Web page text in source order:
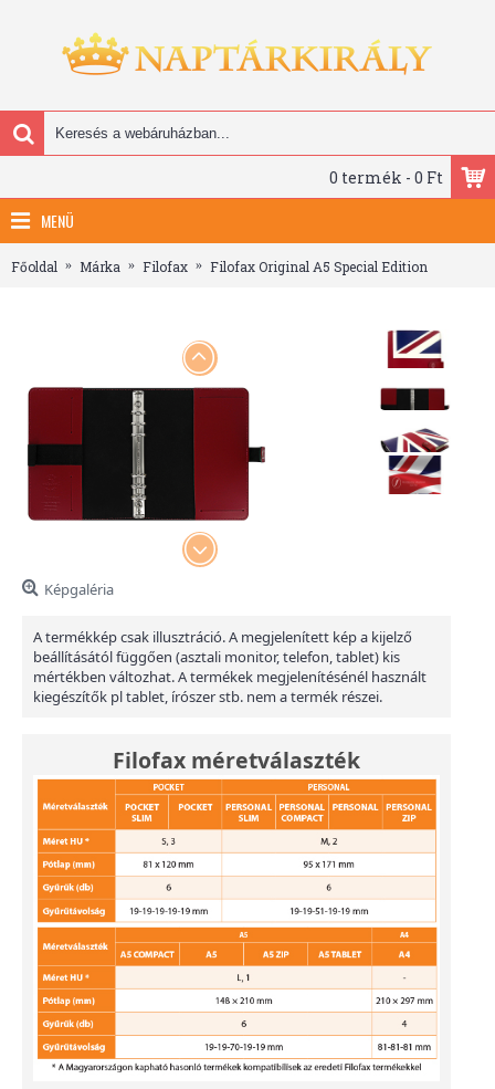
0 termék - 0 Ft
MENÜ
Főoldal Márka Filofax Filofax Original A5 Special Edition
Képgaléria
A termékkép csak illusztráció. A megjelenített kép a kijelző
beállításától függően (asztali monitor, telefon, tablet) kis
mértékben változhat. A termékek megjelenítésénél használt
kiegészítők pl tablet, írószer stb. nem a termék részei.
Filofax méretválaszték